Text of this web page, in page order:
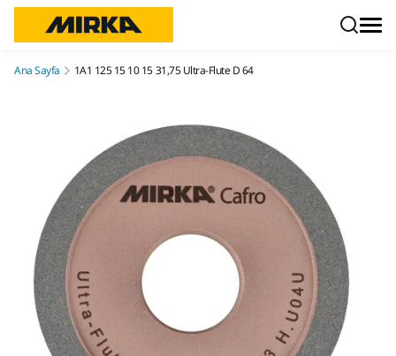
Ana Sayfa 1A1 125 15 10 15 31,75 Ultra-Flute D 64